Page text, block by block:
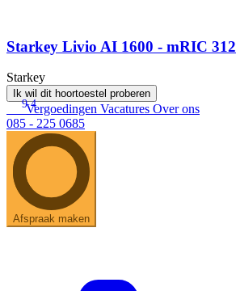
Starkey Livio AI 1600 - mRIC 312
Starkey
Ik wil dit hoortoestel proberen
9.4
Vergoedingen Vacatures Over ons
085 - 225 0685
Afspraak maken